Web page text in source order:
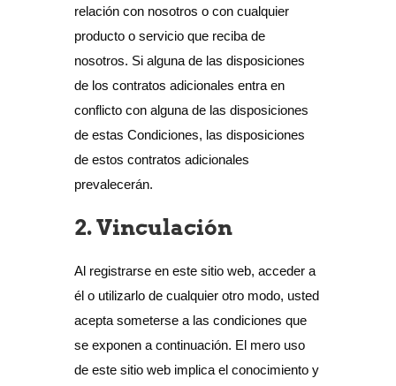
relación con nosotros o con cualquier
producto o servicio que reciba de
nosotros. Si alguna de las disposiciones
de los contratos adicionales entra en
conflicto con alguna de las disposiciones
de estas Condiciones, las disposiciones
de estos contratos adicionales
prevalecerán.
2. Vinculación
Al registrarse en este sitio web, acceder a
él o utilizarlo de cualquier otro modo, usted
acepta someterse a las condiciones que
se exponen a continuación. El mero uso
de este sitio web implica el conocimiento y